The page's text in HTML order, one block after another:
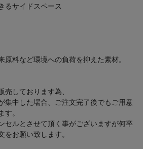
るサイドスペース
原料など環境への負荷を抑えた素材。
売しております為、
集中した場合、ご注文完了後でもご用意
す。
セルとさせて頂く事がございますが何卒
をお願い致します。